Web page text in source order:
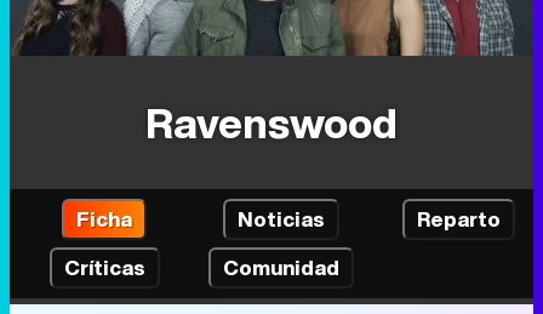
Ravenswood
Ficha Noticias
Reparto
Críticas
Comunidad